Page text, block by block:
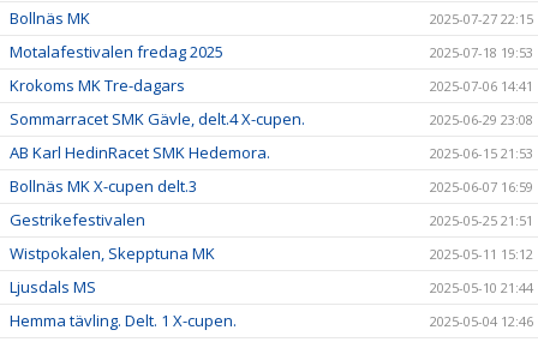
Bollnäs MK 2025-07-27 22:15
Motalafestivalen fredag 2025 2025-07-18 19:53
Krokoms MK Tre-dagars 2025-07-06 14:41
Sommarracet SMK Gävle, delt.4 X-cupen. 2025-06-29 23:08
AB Karl HedinRacet SMK Hedemora. 2025-06-15 21:53
Bollnäs MK X-cupen delt.3 2025-06-07 16:59
Gestrikefestivalen 2025-05-25 21:51
Wistpokalen, Skepptuna MK 2025-05-11 15:12
Ljusdals MS 2025-05-10 21:44
Hemma tävling. Delt. 1 X-cupen. 2025-05-04 12:46